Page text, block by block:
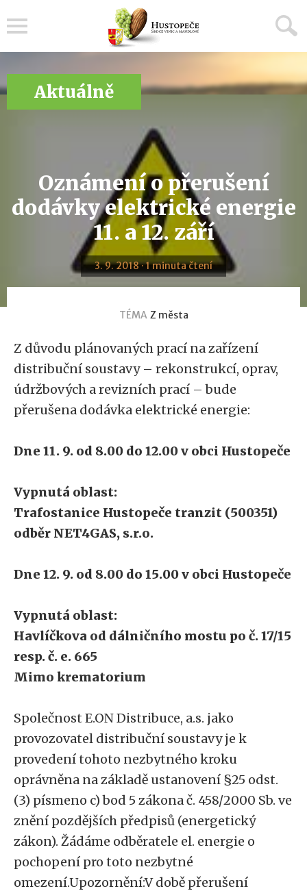
Aktuálně
Oznámení o přerušení
dodávky elektrické energie
11. a 12. září
3. 9. 2018 · 1 minuta čtení
TÉMA Z města
Z důvodu plánovaných prací na zařízení
distribuční soustavy – rekonstrukcí, oprav,
údržbových a revizních prací – bude
přerušena dodávka elektrické energie:
Dne 11. 9. od 8.00 do 12.00 v obci Hustopeče
Vypnutá oblast:
Trafostanice Hustopeče tranzit (500351)
odběr NET4GAS, s.r.o.
Dne 12. 9. od 8.00 do 15.00 v obci Hustopeče
Vypnutá oblast:
Havlíčkova od dálničního mostu po č. 17/15
resp. č. e. 665
Mimo krematorium
Společnost E.ON Distribuce, a.s. jako
provozovatel distribuční soustavy je k
provedení tohoto nezbytného kroku
oprávněna na základě ustanovení §25 odst.
(3) písmeno c) bod 5 zákona č. 458/2000 Sb. ve
znění pozdějších předpisů (energetický
zákon). Žádáme odběratele el. energie o
pochopení pro toto nezbytné
omezení.Upozornění:V době přerušení